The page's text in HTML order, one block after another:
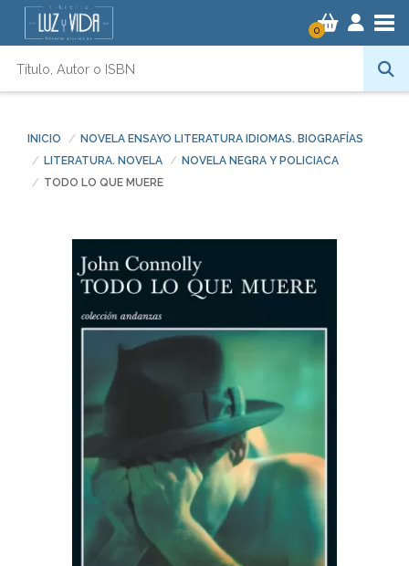
0
INICIO
NOVELA ENSAYO LITERATURA IDIOMAS. BIOGRAFÍAS
LITERATURA. NOVELA
NOVELA NEGRA Y POLICIACA
TODO LO QUE MUERE